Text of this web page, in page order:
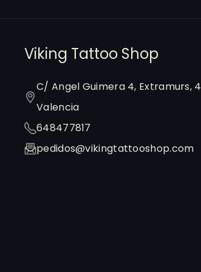
a
a
m
Viking Tattoo Shop
C/ Angel Guimera 4, Extramurs,
Valencia
648477817
pedidos@vikingtattooshop.com